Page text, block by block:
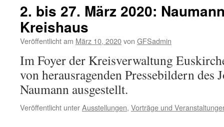
2. bis 27. März 2020:
Kreishaus
Veröffentlicht am März 10, 2020von GFSadmin
Im Foyer der Kreisverwaltung
von herausragenden Pressebildern des
Naumann ausgestellt.
Veröffentlicht unterAusstellungen, Vorträge und